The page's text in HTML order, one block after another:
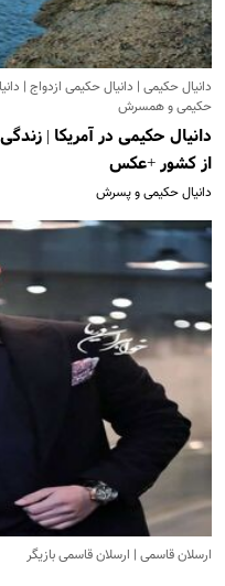
دانیال حکیمی | دانیال حکیمی ازدواج |
حکیمی و همسرش
دانیال حکیمی در آمریکا |
از کشور +عکس
دانیال حکیمی و پسرش
ارسلان قاسمی | ارسلان قاسمی بازیگر